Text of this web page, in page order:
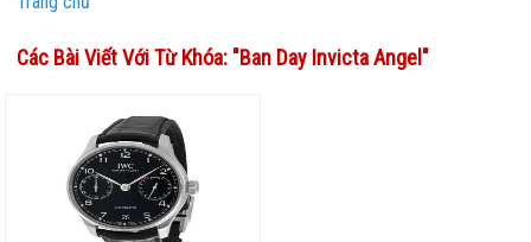
Các Bài Viết Với Từ Khóa: "Ban Day Invicta Angel "